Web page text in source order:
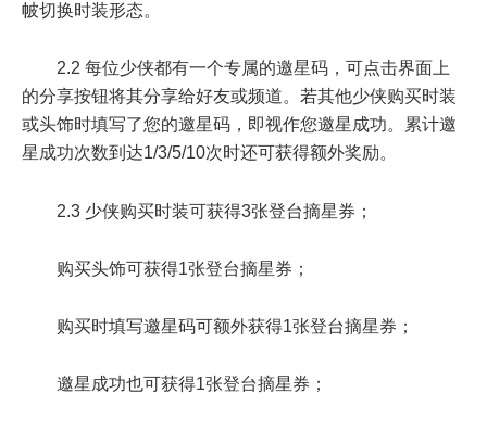
帔切换时装形态。
2.2 每位少侠都有一个专属的邀星码，可点击界面上
的分享按钮将其分享给好友或频道。若其他少侠购买时装
或头饰时填写了您的邀星码，即视作您邀星成功。累计邀
星成功次数到达1/3/5/10次时还可获得额外奖励。
2.3 少侠购买时装可获得3张登台摘星券；
购买头饰可获得1张登台摘星券；
购买时填写邀星码可额外获得1张登台摘星券；
邀星成功也可获得1张登台摘星券；